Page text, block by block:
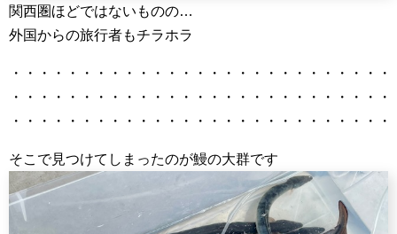
関西圏ほどではないものの…
外国からの旅行者もチラホラ
・・・・・・・・・・・・・・・・・・・・・・・・・・
・・・・・・・・・・・・・・・・・・・・・・・・・・
・・・・・・・・・・・・・・・・・・・・・・・・・・
そこで見つけてしまったのが鰻の大群です